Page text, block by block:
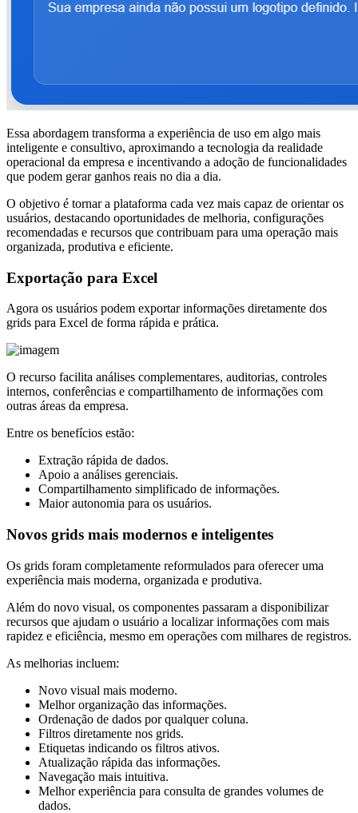
Essa abordagem transforma a experiência de uso em algo mais
inteligente e consultivo, aproximando a tecnologia da realidade
operacional da empresa e incentivando a adoção de funcionalidades
que podem gerar ganhos reais no dia a dia.
O objetivo é tornar a plataforma cada vez mais capaz de orientar os
usuários, destacando oportunidades de melhoria, configurações
recomendadas e recursos que contribuam para uma operação mais
organizada, produtiva e eficiente.
Exportação para Excel
Agora os usuários podem exportar informações diretamente dos
grids para Excel de forma rápida e prática.
O recurso facilita análises complementares, auditorias, controles
internos, conferências e compartilhamento de informações com
outras áreas da empresa.
Entre os benefícios estão:
Extração rápida de dados.
Apoio a análises gerenciais.
Compartilhamento simplificado de informações.
Maior autonomia para os usuários.
Novos grids mais modernos e inteligentes
Os grids foram completamente reformulados para oferecer uma
experiência mais moderna, organizada e produtiva.
Além do novo visual, os componentes passaram a disponibilizar
recursos que ajudam o usuário a localizar informações com mais
rapidez e eficiência, mesmo em operações com milhares de registros.
As melhorias incluem:
Novo visual mais moderno.
Melhor organização das informações.
Ordenação de dados por qualquer coluna.
Filtros diretamente nos grids.
Etiquetas indicando os filtros ativos.
Atualização rápida das informações.
Navegação mais intuitiva.
Melhor experiência para consulta de grandes volumes de
dados.